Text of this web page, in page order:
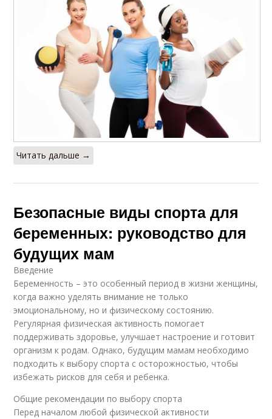
Читать дальше →
Безопасные виды спорта для
беременных: руководство для
будущих мам
Введение
Беременность – это особенный период в жизни женщины,
когда важно уделять внимание не только
эмоциональному, но и физическому состоянию.
Регулярная физическая активность помогает
поддерживать здоровье, улучшает настроение и готовит
организм к родам. Однако, будущим мамам необходимо
подходить к выбору спорта с осторожностью, чтобы
избежать рисков для себя и ребенка.
Общие рекомендации по выбору спорта
Перед началом любой физической активности